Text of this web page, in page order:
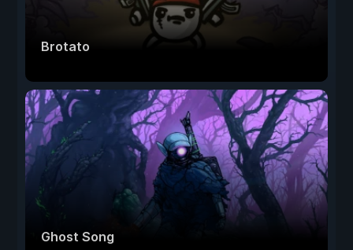
Brotato
Ghost Song